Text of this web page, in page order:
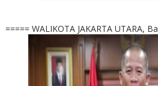
===== WALIKOTA JAKARTA UTARA,